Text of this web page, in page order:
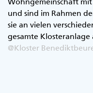
und sind im Rahmen
sie an vielen
gesamte Klosteranlage
@Kloster